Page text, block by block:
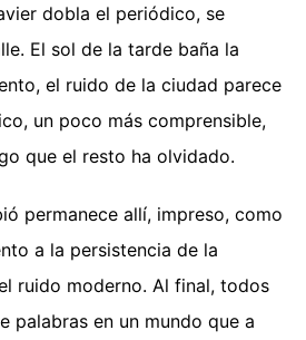
dobla el periódico, se
El sol de la tarde baña la
el ruido de la ciudad parece
un poco más comprensible,
que el resto ha olvidado.
permanece allí, impreso, como
a la persistencia de la
ruido moderno. Al final, todos
palabras en un mundo que a